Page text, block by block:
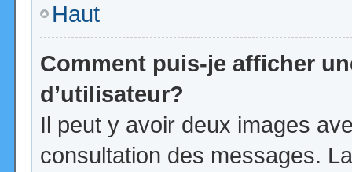
Haut
Comment puis-je afficher
d’utilisateur?
Il peut y avoir deux images
consultation des messages.